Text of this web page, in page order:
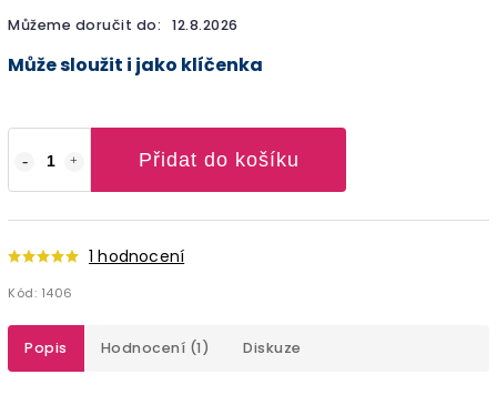
Můžeme doručit do: 12.8.2026
Přidat do košíku
1 hodnocení
Kód: 1406
Může sloužit i jako klíčenka
Popis Hodnocení (1) Diskuze